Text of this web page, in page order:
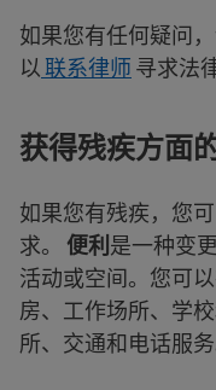
如果您有任何疑问
以 联系律师 寻求法
获得残疾方面
如果您有残疾，您
求。 便利 是一种变
活动或空间。您可
房、工作场所、学
所、交通和电话服务